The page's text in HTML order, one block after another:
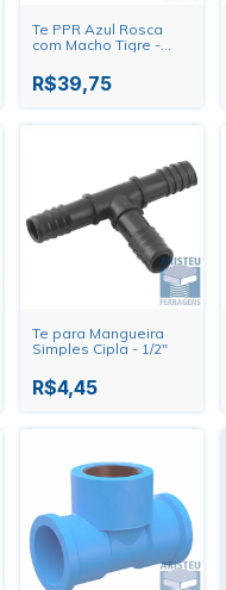
Te PPR Azul Rosca
com Macho Tigre -
R$39,75
Te para Mangueira
Simples Cipla - 1/2"
R$4,45